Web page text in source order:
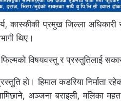
कास्कीकी प्रमुख जिल्ला अधिकारी
थिए।
विषयवस्तु र प्रस्तुतिलाई
हो। हिमाल कडरिया निर्माता
अञ्जना बराइली, मलिका